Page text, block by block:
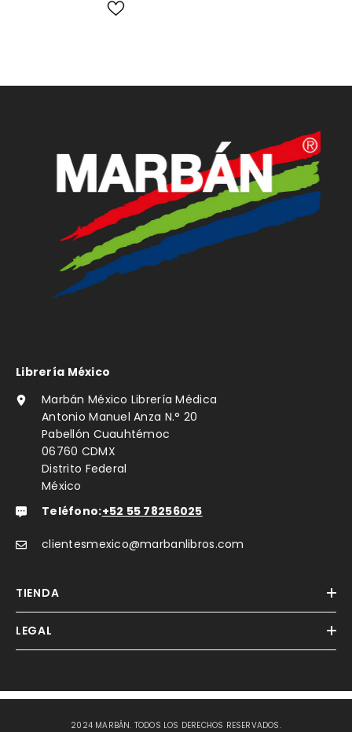
Librería México
Marbán México Librería Médica
Antonio Manuel Anza N.° 20
Pabellón Cuauhtémoc
06760 CDMX
Distrito Federal
México
Teléfono:+52 55 78256025
clientesmexico@marbanlibros.com
TIENDA
LEGAL
2024 MARBÁN. TODOS LOS DERECHOS RESERVADOS.